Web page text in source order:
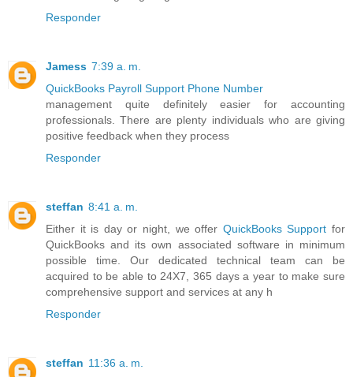
Responder
Jamess 7:39 a. m.
QuickBooks Payroll Support Phone Number
management quite definitely easier for accounting
professionals. There are plenty individuals who are giving
positive feedback when they process
Responder
steffan 8:41 a. m.
Either it is day or night, we offer QuickBooks Support for
QuickBooks and its own associated software in minimum
possible time. Our dedicated technical team can be
acquired to be able to 24X7, 365 days a year to make sure
comprehensive support and services at any h
Responder
steffan 11:36 a. m.